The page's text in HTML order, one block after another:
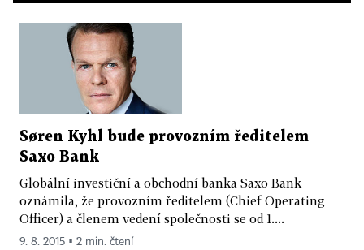
Søren Kyhl bude provozním ředitelem
Saxo Bank
Globální investiční a obchodní banka Saxo Bank
oznámila, že provozním ředitelem (Chief Operating
Officer) a členem vedení společnosti se od 1....
9. 8. 2015 ▪ 2 min. čtení